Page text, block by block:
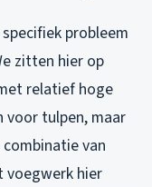
probleem
zitten hier op
relatief hoge
tulpen, maar
van
voegwerk hier